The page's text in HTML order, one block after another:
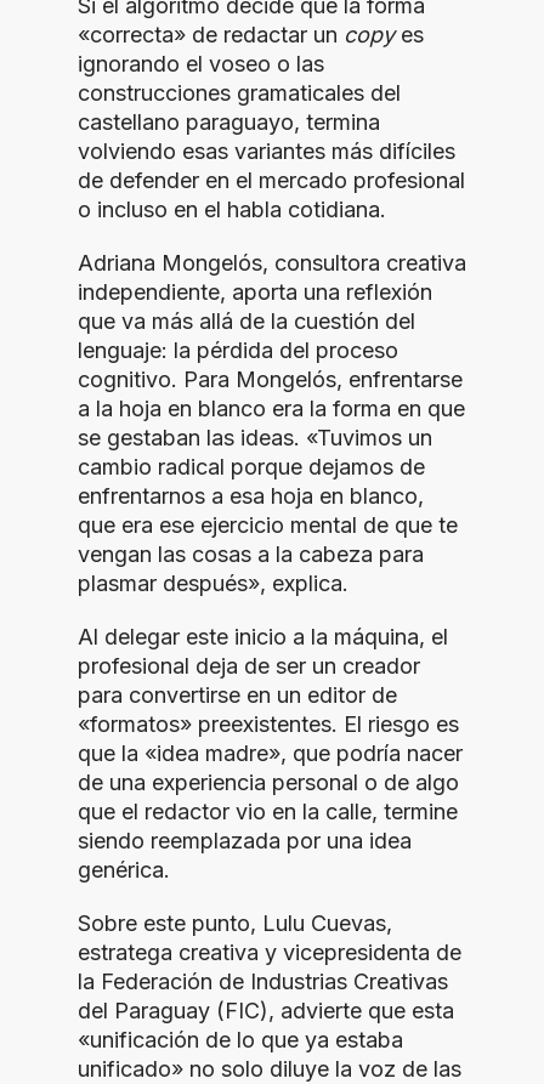
Si el algoritmo decide que la forma
«correcta» de redactar un copyes
ignorando el voseo o las
construcciones gramaticales del
castellano paraguayo, termina
volviendo esas variantes más difíciles
de defender en el mercado profesional
o incluso en el habla cotidiana.
Adriana Mongelós, consultora creativa
independiente, aporta una reflexión
que va más allá de la cuestión del
lenguaje: la pérdida del proceso
cognitivo. Para Mongelós, enfrentarse
a la hoja en blanco era la forma en que
se gestaban las ideas. «Tuvimos un
cambio radical porque dejamos de
enfrentarnos a esa hoja en blanco,
que era ese ejercicio mental de que te
vengan las cosas a la cabeza para
plasmar después», explica.
Al delegar este inicio a la máquina, el
profesional deja de ser un creador
para convertirse en un editor de
«formatos» preexistentes. El riesgo es
que la «idea madre», que podría nacer
de una experiencia personal o de algo
que el redactor vio en la calle, termine
siendo reemplazada por una idea
genérica.
Sobre este punto, Lulu Cuevas,
estratega creativa y vicepresidenta de
la Federación de Industrias Creativas
del Paraguay (FIC), advierte que esta
«unificación de lo que ya estaba
unificado» no solo diluye la voz de las